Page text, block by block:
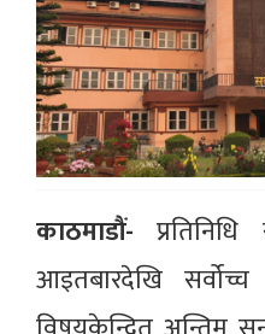
काठमाडौं-
आइतबारदेखि